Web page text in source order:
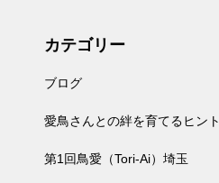
カテゴリー
ブログ
愛鳥さんとの絆を育てるヒント
第1回鳥愛（Tori-Ai）埼玉